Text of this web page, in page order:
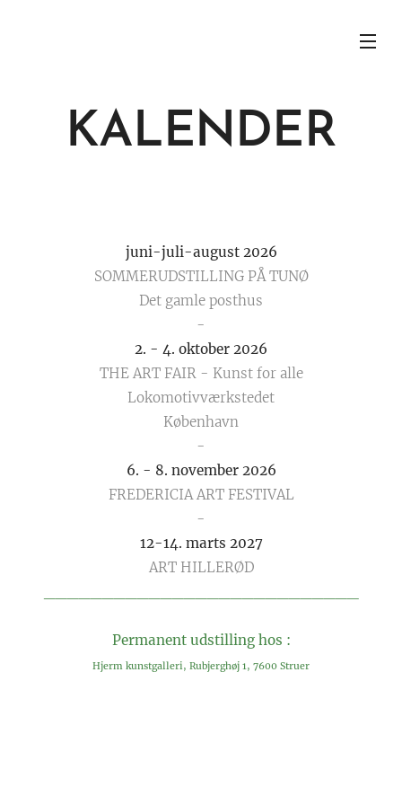
KALENDER
juni-juli-august 2026
SOMMERUDSTILLING PÅ TUNØ
Det gamle posthus
-
2. - 4. oktober 2026
THE ART FAIR - Kunst for alle
Lokomotivværkstedet
København
-
6. - 8. november 2026
FREDERICIA ART FESTIVAL
-
12-14. marts 2027
ART HILLERØD
Permanent udstilling hos :
Hjerm kunstgalleri, Rubjerghøj 1, 7600 Struer